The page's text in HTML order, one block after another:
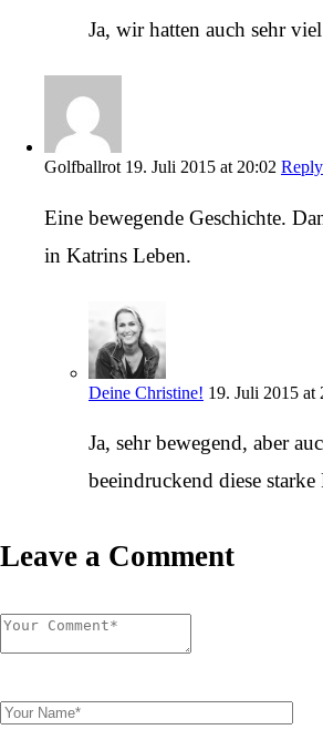
Ja, wir hatten auch sehr
Golfballrot 19. Juli 2015 at 20:02 Reply
Eine bewegende Geschichte.
in Katrins Leben.
Deine Christine! 19. Juli 2015 at
Ja, sehr bewegend, aber
beeindruckend diese
Leave a Comment